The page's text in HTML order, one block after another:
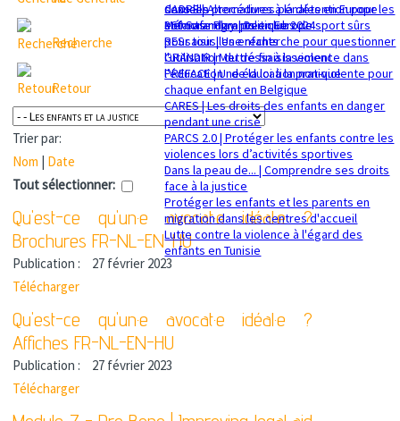
sexuelle
Mémorandum politique 2024
dans les procédures pénales en Europe
360 Safe Play | Des clubs de sport sûrs
pour tous les enfants
GRANDIR | Mettre fin à la violence dans
l’éducation : de la loi à la pratique
CADRE | Alternatives à la détention pour les
enfants migrants en Europe
RESsaisir | Une recherche pour questionner
l'utilisation du déssaisissement
PREFACE | Une éducation non-violente pour
chaque enfant en Belgique
CARES | Les droits des enfants en danger
pendant une crise
PARCS 2.0 | Protéger les enfants contre les
violences lors d’activités sportives
Dans la peau de... | Comprendre ses droits
face à la justice
Protéger les enfants et les parents en
migration dans les centres d'accueil
Lutte contre la violence à l'égard des
enfants en Tunisie
Recherche
Retour
Trier par:
Nom | Date
Tout sélectionner:
Qu'est-ce qu'un·e avocat·e idéal·e ?
Brochures FR-NL-EN-HU
Publication :
27 février 2023
Télécharger
Qu'est-ce qu'un·e avocat·e idéal·e ?
Affiches FR-NL-EN-HU
Publication :
27 février 2023
Télécharger